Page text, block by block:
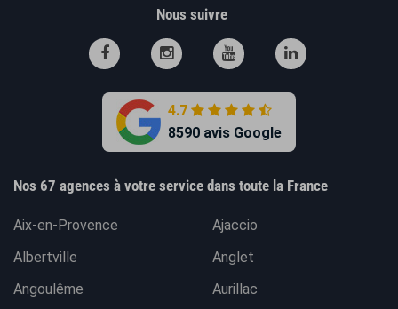
Nous suivre
4.7
8590 avis Google
Nos 67 agences à votre service dans toute la France
Aix-en-Provence
Ajaccio
Albertville
Anglet
Angoulême
Aurillac